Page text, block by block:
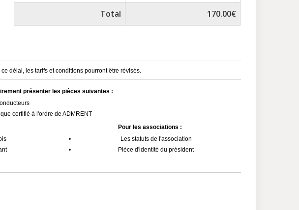
Total
170.00€
délai, les tarifs et conditions pourront être révisés.
présenter les pièces suivantes :
certifié à l'ordre de ADMRENT
Pour les associations :
•
Les statuts de l'association
•
Pièce d'identité du président